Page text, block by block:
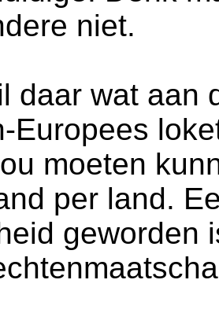
niet.
daar wat aan
Europees
moeten
per land.
geworden